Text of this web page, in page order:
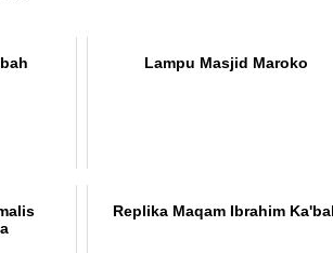
Lampu Masjid Maroko
Replika Maqam Ibrahim